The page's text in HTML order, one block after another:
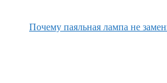
Почему паяльная лампа не